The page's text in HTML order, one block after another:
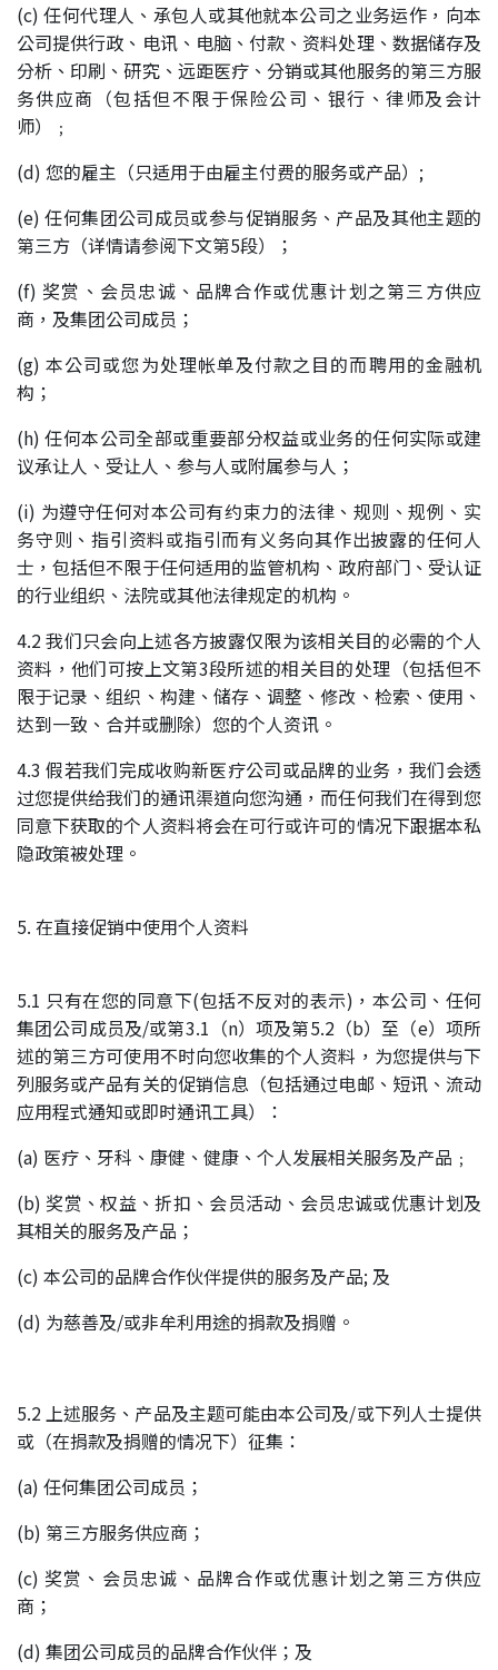
(c) 任何代理人、承包人或其他就本公司之业务运作，向本
公司提供行政、电讯、电脑、付款、资料处理、数据储存及
分析、印刷、研究、远距医疗、分销或其他服务的第三方服
务供应商（包括但不限于保险公司、银行、律师及会计
师）﹔
(d) 您的雇主（只适用于由雇主付费的服务或产品）;
(e) 任何集团公司成员或参与促销服务、产品及其他主题的
第三方（详情请参阅下文第5段）；
(f) 奖赏、会员忠诚、品牌合作或优惠计划之第三方供应
商，及集团公司成员；
(g) 本公司或您为处理帐单及付款之目的而聘用的金融机
构；
(h) 任何本公司全部或重要部分权益或业务的任何实际或建
议承让人、受让人、参与人或附属参与人；
(i) 为遵守任何对本公司有约束力的法律、规则、规例、实
务守则、指引资料或指引而有义务向其作出披露的任何人
士，包括但不限于任何适用的监管机构、政府部门、受认证
的行业组织、法院或其他法律规定的机构。
4.2 我们只会向上述各方披露仅限为该相关目的必需的个人
资料，他们可按上文第3段所述的相关目的处理（包括但不
限于记录、组织、构建、储存、调整、修改、检索、使用、
达到一致、合并或删除）您的个人资讯。
4.3 假若我们完成收购新医疗公司或品牌的业务，我们会透
过您提供给我们的通讯渠道向您沟通，而任何我们在得到您
同意下获取的个人资料将会在可行或许可的情况下跟据本私
隐政策被处理。
5. 在直接促销中使用个人资料
5.1 只有在您的同意下(包括不反对的表示)，本公司、任何
集团公司成员及/或第3.1（n）项及第5.2（b）至（e）项所
述的第三方可使用不时向您收集的个人资料，为您提供与下
列服务或产品有关的促销信息（包括通过电邮、短讯、流动
应用程式通知或即时通讯工具）：
(a) 医疗、牙科、康健、健康、个人发展相关服务及产品﹔
(b) 奖赏、权益、折扣、会员活动、会员忠诚或优惠计划及
其相关的服务及产品；
(c) 本公司的品牌合作伙伴提供的服务及产品; 及
(d) 为慈善及/或非牟利用途的捐款及捐赠。
5.2 上述服务、产品及主题可能由本公司及/或下列人士提供
或（在捐款及捐赠的情况下）征集：
(a) 任何集团公司成员；
(b) 第三方服务供应商；
(c) 奖赏、会员忠诚、品牌合作或优惠计划之第三方供应
商；
(d) 集团公司成员的品牌合作伙伴；及